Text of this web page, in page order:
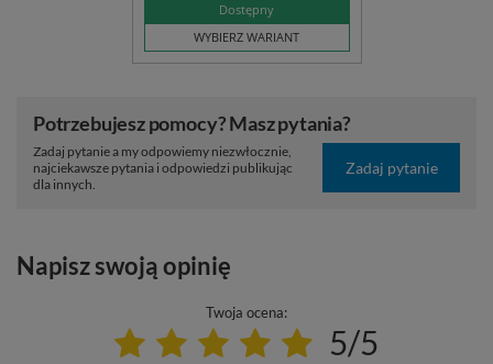
Dostępny
WYBIERZ WARIANT
Potrzebujesz pomocy? Masz pytania?
Zadaj pytanie a my odpowiemy niezwłocznie,
najciekawsze pytania i odpowiedzi publikując
dla innych.
Zadaj pytanie
Napisz swoją opinię
Twoja ocena:
5/5